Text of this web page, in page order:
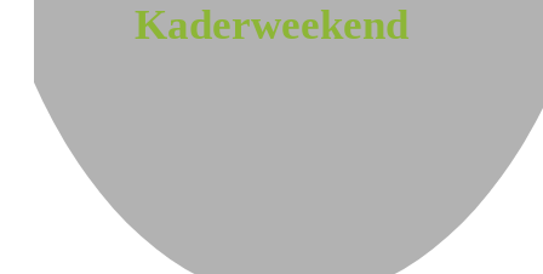
Kaderweekend